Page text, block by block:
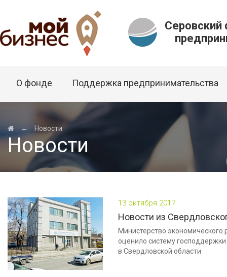
О фонде Поддержка предпринимательства
← Новости
Новости
13 октября 2017
Новости из
Министерство экономического
оценило систему
в Свердловской области